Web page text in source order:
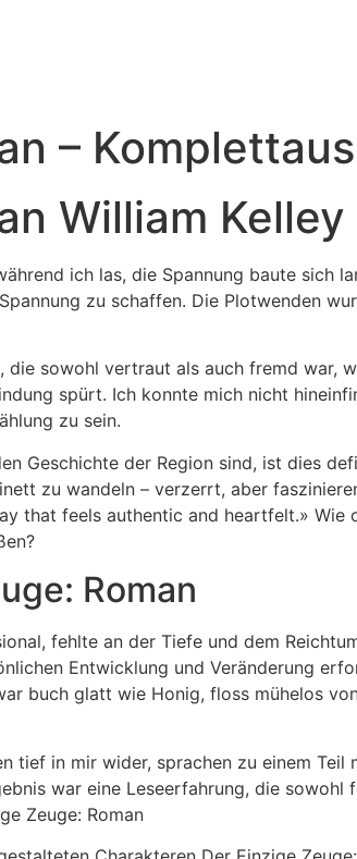
–
William Kelley
ich las, die Spannung baute sich
zu schaffen. Die Plotwenden
sowohl vertraut als auch fremd war,
spürt. Ich konnte mich nicht
zu sein.
Geschichte der Region sind, ist dies
zu wandeln – verzerrt, aber
that feels authentic and heartfelt.» Wie
Roman
fehlte an der Tiefe und dem
Entwicklung und Veränderung
buch glatt wie Honig, floss mühelos
tief in mir wider, sprachen zu einem Teil
war eine Leseerfahrung, die sowohl
Zeuge: Roman